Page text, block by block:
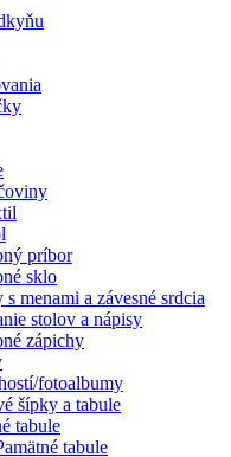
príbor
sklo
s menami a závesné srdcia
stolov a nápisy
zápichy
fotoalbumy
šípky a tabule
tabule
tabule